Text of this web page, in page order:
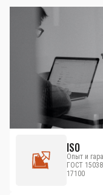
ISO
Опыт и
ГОСТ
17100